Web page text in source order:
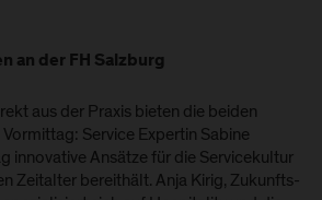
an der FH Salzburg
aus der Praxis bieten die beiden
Service Expertin Sabine
innovative Ansätze für die Servicekultur
Zeitalter bereithält. Anja Kirig, Zukunfts-